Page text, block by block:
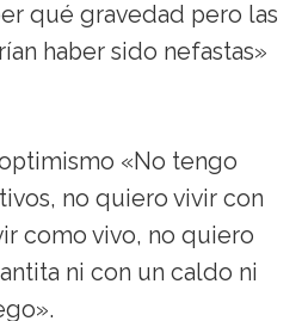
qué gravedad pero las
haber sido nefastas»
«No tengo
no quiero vivir con
como vivo, no quiero
ni con un caldo ni